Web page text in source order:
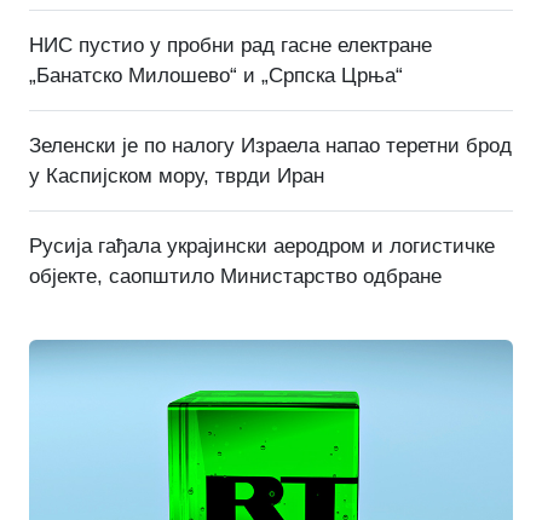
НИС пустио у пробни рад гасне електране
„Банатско Милошево“ и „Српска Црња“
Зеленски је по налогу Израела напао теретни брод
у Каспијском мору, тврди Иран
Русија гађала украјински аеродром и логистичке
објекте, саопштило Министарство одбране